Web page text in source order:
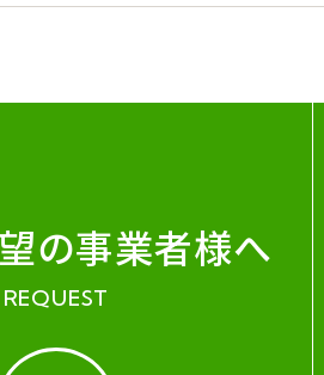
の事業者様へ
REQUEST